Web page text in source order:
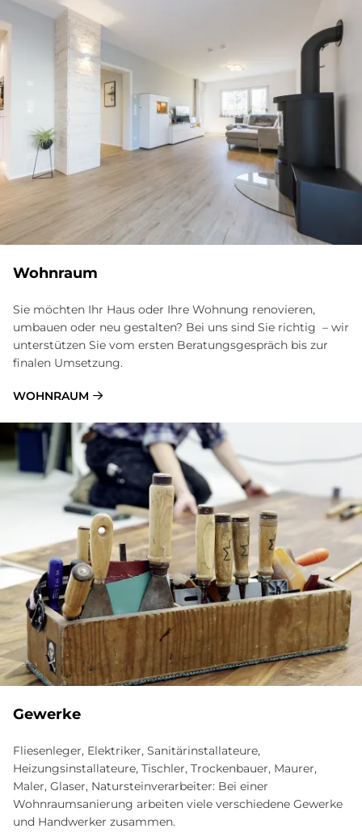
Wohnraum
Sie möchten Ihr Haus oder Ihre Wohnung renovieren,
umbauen oder neu gestalten? Bei uns sind Sie richtig – wir
unterstützen Sie vom ersten Beratungsgespräch bis zur
finalen Umsetzung.
WOHNRAUM
Gewerke
Fliesenleger, Elektriker, Sanitärinstallateure,
Heizungsinstallateure, Tischler, Trockenbauer, Maurer,
Maler, Glaser, Natursteinverarbeiter: Bei einer
Wohnraumsanierung arbeiten viele verschiedene Gewerke
und Handwerker zusammen.